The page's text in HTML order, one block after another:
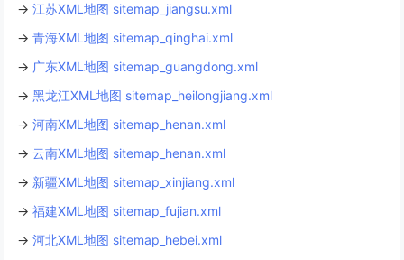
→江苏XML地图 sitemap_jiangsu.xml
→青海XML地图 sitemap_qinghai.xml
→ 广东XML地图 sitemap_guangdong.xml
→黑龙江XML地图 sitemap_heilongjiang.xml
→河南XML地图 sitemap_henan.xml
→云南XML地图 sitemap_henan.xml
→ 新疆XML地图 sitemap_xinjiang.xml
→福建XML地图 sitemap_fujian.xml
→河北XML地图 sitemap_hebei.xml